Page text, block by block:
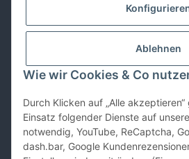
Ablehnen
Wie wir Cookies & Co
Durch Klicken auf „Alle
Einsatz folgender Dienste auf
notwendig, YouTube, ReCaptcha,
dash.bar, Google
Vertrag